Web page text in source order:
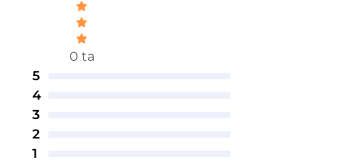
0 ta
5
4
3
2
1